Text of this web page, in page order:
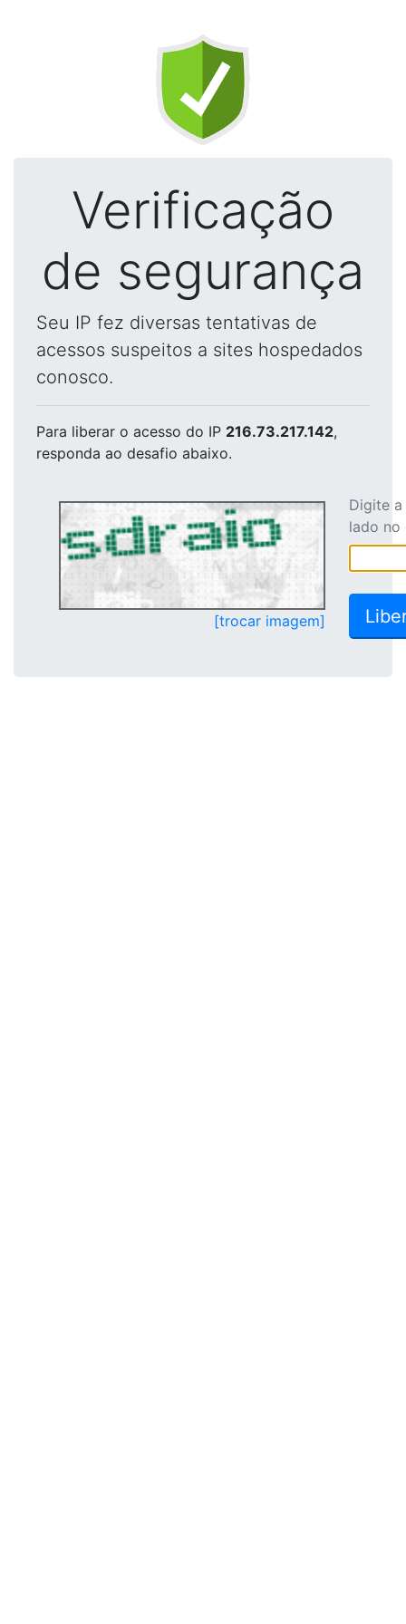
Verificação
de segurança
Seu IP fez diversas tentativas de
acessos suspeitos a sites hospedados
conosco.
Para liberar o acesso do IP 216.73.217.142,
responda ao desafio abaixo.
[trocar imagem]
Digite
lado no